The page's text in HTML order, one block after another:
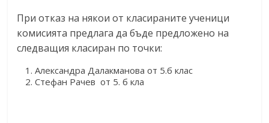
При отказ на някои от класираните ученици
комисията предлага да бъде предложено на
следващия класиран по точки:
Александра Далакманова от 5.б клас
Стефан Рачев от 5. б кла